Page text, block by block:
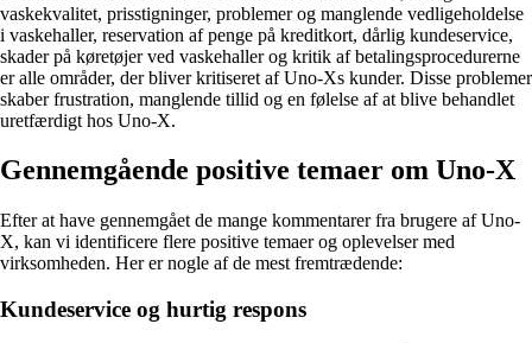
vaskekvalitet, prisstigninger, problemer og manglende vedligeholdelse
i vaskehaller, reservation af penge på kreditkort, dårlig kundeservice,
skader på køretøjer ved vaskehaller og kritik af betalingsprocedurerne
er alle områder, der bliver kritiseret af Uno-Xs kunder. Disse problemer
skaber frustration, manglende tillid og en følelse af at blive behandlet
uretfærdigt hos Uno-X.
Gennemgående positive temaer om Uno-X
Efter at have gennemgået de mange kommentarer fra brugere af Uno-
X, kan vi identificere flere positive temaer og oplevelser med
virksomheden. Her er nogle af de mest fremtrædende:
Kundeservice og hurtig respons